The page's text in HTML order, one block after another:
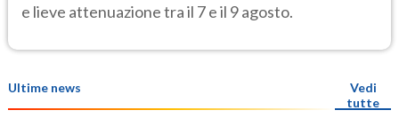
e lieve attenuazione tra il 7 e il 9 agosto.
Ultime news
Vedi
tutte